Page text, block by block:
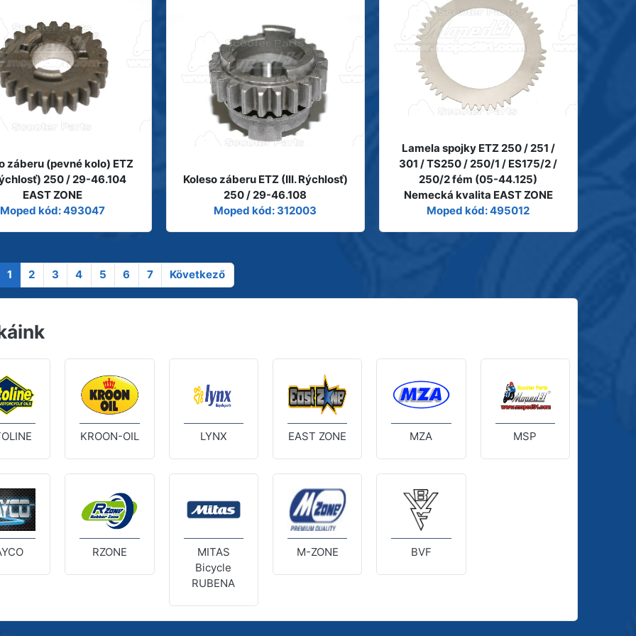
záberu (pevné kolo) ETZ
250 / 29-46.104
EAST ZONE
Moped kód: 493047
Koleso záberu ETZ (III. Rýchlosť)
250 / 29-46.108
Moped kód: 312003
Lamela spojky ETZ 250 / 251 /
301 / TS250 / 250/1 / ES175/2 /
250/2 fém (05-44.125)
Nemecká kvalita EAST ZONE
Moped kód: 495012
1 2 3 4 5 6 7 Következő
KROON-OIL LYNX EAST ZONE MZA MSP
RZONE
MITAS
Bicycle
RUBENA
M-ZONE BVF